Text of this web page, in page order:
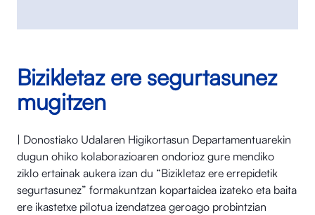
Bizikletaz ere segurtasunez
mugitzen
| Donostiako Udalaren Higikortasun Departamentuarekin
dugun ohiko kolaborazioaren ondorioz gure mendiko
ziklo ertainak aukera izan du “Bizikletaz ere errepidetik
segurtasunez” formakuntzan kopartaidea izateko eta baita
ere ikastetxe pilotua izendatzea geroago probintzian